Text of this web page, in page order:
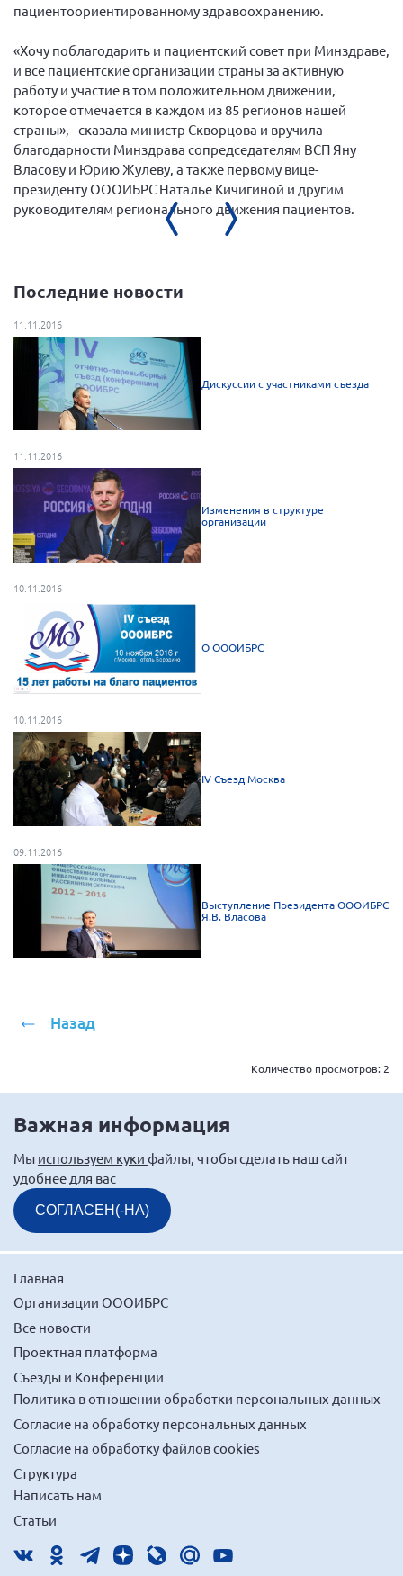
Методическая литература для НКО
Публичные отчеты
Исследования, аналитика, мнения
Всероссийская онлайн конференция
"Рассеянный склероз. XX лет работы
ОООИБРС" (25-29.08.2020)
Всероссийская конференция-тренинг
"Рассеянный склероз: новые реалии" (26-
29.05.2022)
Общероссийская РС
Алтайский край
Архангельская область
Брянская область
Владимирская область
Воронежская область
Ивановская область
Калининградская область
Кемеровская область
Кировская область
Краснодарский край
Красноярский край
Липецкая область
г. Москва
Московская область
Мурманская область
Нижегородская область
Новгородская область
Новосибирская область
Омская область
Оренбургская область
Пензенская область
Республика Бурятия
Ростовская область
г. Санкт-Петербург
г. Севастополь
Самарская область СОРС
Самарская область ПРИЗМА
Самарская область СГОРС
Свердловская область
Смоленская область
Ставропольский край
Сахалинская область
Томская область
Тульская область
Ульяновская область
пациентоориентированному здравоохранению.
«Хочу поблагодарить и пациентский совет при Минздраве,
и все пациентские организации страны за активную
работу и участие в том положительном движении,
которое отмечается в каждом из 85 регионов нашей
страны», - сказала министр Скворцова и вручила
благодарности Минздрава сопредседателям ВСП Яну
Власову и Юрию Жулеву, а также первому вице-
президенту ОООИБРС Наталье Кичигиной и другим
руководителям регионального движения пациентов.
Последние новости
11.11.2016
Дискуссии с участниками съезда
11.11.2016
Изменения в структуре
организации
10.11.2016
О ОООИБРС
10.11.2016
IV Съезд Москва
09.11.2016
Выступление Президента ОООИБРС
Я.В. Власова
Назад
Количество просмотров: 2
Важная информация
Мы используем куки файлы, чтобы сделать наш сайт
удобнее для вас
СОГЛАСЕН(-НА)
Главная
Организации ОООИБРС
Все новости
Проектная платформа
Съезды и Конференции
Политика в отношении обработки персональных данных
Согласие на обработку персональных данных
Согласие на обработку файлов cookies
Структура
Написать нам
Статьи